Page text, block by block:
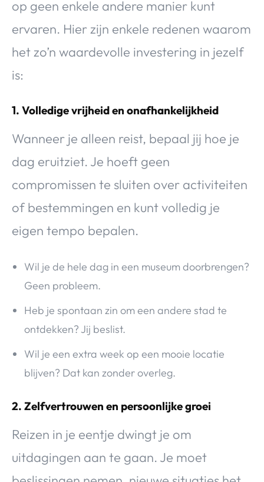
op geen enkele andere manier kunt
ervaren. Hier zijn enkele redenen waarom
het zo’n waardevolle investering in jezelf
is:
1. Volledige vrijheid en onafhankelijkheid
Wanneer je alleen reist, bepaal jij hoe je
dag eruitziet. Je hoeft geen
compromissen te sluiten over activiteiten
of bestemmingen en kunt volledig je
eigen tempo bepalen.
Wil je de hele dag in een museum doorbrengen?
Geen probleem.
Heb je spontaan zin om een andere stad te
ontdekken? Jij beslist.
Wil je een extra week op een mooie locatie
blijven? Dat kan zonder overleg.
2. Zelfvertrouwen en persoonlijke groei
Reizen in je eentje dwingt je om
uitdagingen aan te gaan. Je moet